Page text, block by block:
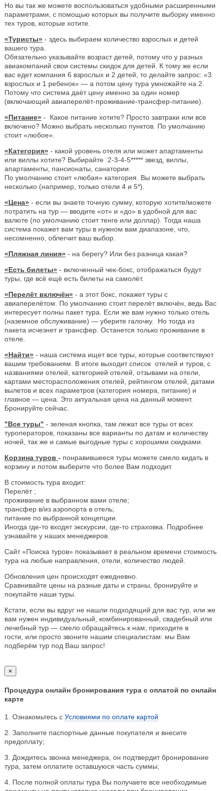
Но вы так же можете воспользоваться удобными расширенными
параметрами, с помощью которых вы получите выборку именно
тех туров, которые хотите.
«Туристы» - здесь выбираем количество взрослых и детей
вашего тура.
Обязательно указывайте возраст детей, потому что у разных
авиакомпаний свои системы скидок для детей. К тому же если
вас едет компания 6 взрослых и 2 детей, то делайте запрос: «3
взрослых и 1 ребенок» — а потом цену тура умножайте на 2.
Потому что система даёт цену именно за один номер
(включающий авиаперелёт-проживание-трансфер-питание).
«Питание» - Какое питание хотите? Просто завтраки или все
включено? Можно выбрать несколько пунктов. По умолчанию
стоит «любое».
«Категория» - какой уровень отеля или может апартаменты
или виллы хотите? Выбирайте 2-3-4-5***** звезд, виллы,
апартаменты, пансионаты, санатории.
По умолчанию стоит «любая» категория. Вы можете выбрать
несколько (например, только отели 4 и 5*).
«Цена» - если вы знаете точную сумму, которую хотите/можете
потратить на тур — вводите «от» и «до» в удобной для вас
валюте (по умолчанию стоит тенге или доллар). Тогда наша
система покажет вам туры в нужном вам диапазоне, что,
несомненно, облегчит ваш выбор.
«Пляжная линия» - на берегу? Или без разница какая?
«Есть билеты» - включенный чек-бокс, отображаться будут
туры, где всё ещё есть билеты на самолёт.
«Перелёт включён» - а этот бокс, покажет туры с
авиаперелётом. По умолчанию стоит перелёт включён, ведь Вас
интересует полны пакет тура. Если же вам нужно только отель
(наземное обслуживание) — уберите галочку. Но тогда из
пакета исчезнет и трансфер. Останется только проживание в
отеле.
«Найти» - наша система ищет все туры, которые соответствуют
вашим требованиям. В итоге выходит список отелей и туров, с
названиями отелей, категорией отелей, отзывами на отели,
картами месторасположения отелей, рейтингом отелей, датами
вылетов и всех параметров (категория номера, питание) и
главное — цена. Это актуальная цена на данный момент.
Бронируйте сейчас.
"Все туры" - зеленая кнопка, там лежат все туры от всех
туроператоров, показаны все варианты по датам и количеству
ночей, так же и самые выгодные туры с хорошими скидками.
Корзина туров - понравившееся туры можете смело кидать в
корзину и потом выберите что более Вам подходит
В стоимость тура входит:
Перелёт ;
проживание в выбранном вами отеле;
трансфер в/из аэропорта в отель;
питание по выбранной концепции.
Иногда где-то входят экскурсии, где-то страховка. Подробнее
узнавайте у наших менеджеров.
Сайт «Поиска туров» показывает в реальном времени стоимость
тура на любые направления, отели, количество людей.
Обновления цен происходят ежедневно.
Сравнивайте цены на разные даты и страны, бронируйте и
покупайте наши туры.
Кстати, если вы вдруг не нашли подходящий для вас тур, или же
вам нужен индивидуальный, комбинированный, свадебный или
лечебный тур — смело обращайтесь к нам, приходите в
гости, или просто звоните нашим специалистам: мы Вам
подберём тур под Ваш запрос!
×
Процедура онлайн бронирования тура с оплатой по онлайн
карте
1. Ознакомьтесь с Условиями по оплате картой
2. Заполните паспортные данные покупателя и внесите
предоплату;
3. Дождитесь звонка менеджера, он подтвердит бронирование
тура, затем оплатите оставшуюся часть суммы;
4. После полной оплаты тура Вы получаете все необходимые